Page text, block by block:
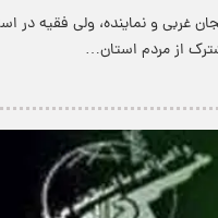
غربی و نماینده، ولی فقیه در
از مردم استان…